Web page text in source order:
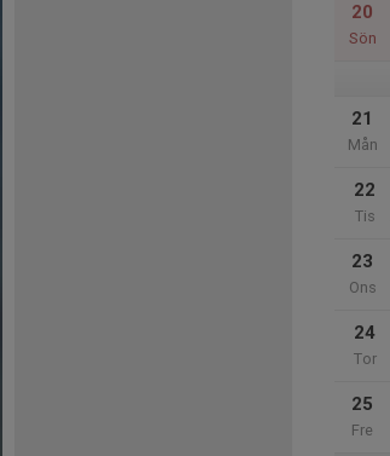
20
Sön
21
Mån
22
Tis
23
Ons
24
Tor
25
Fre